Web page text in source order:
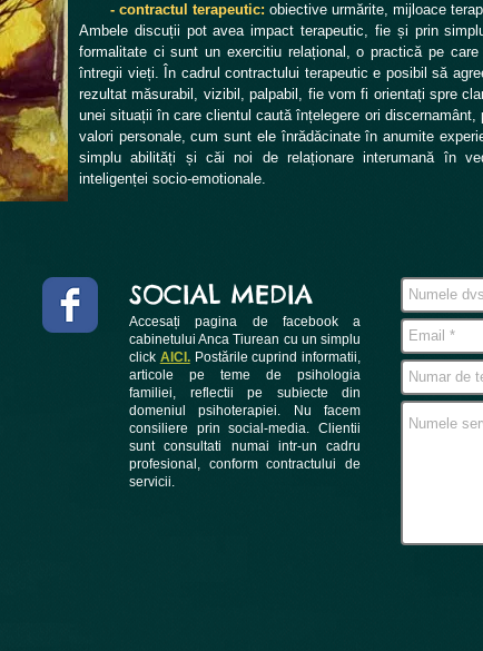
- contractul terapeutic: obiective urmărite, mijloace
Ambele discuții pot avea impact terapeutic, fie și prin
formalitate ci sunt un exercitiu relațional, o practică pe
întregii vieți. În cadrul contractului terapeutic e posibil să
rezultat măsurabil, vizibil, palpabil, fie vom fi orientați spre
unei situații în care clientul caută înțelegere ori discernamânt,
valori personale, cum sunt ele înrădăcinate în anumite
simplu abilități și căi noi de relaționare interumană în
inteligenței socio-emotionale.
SOCIAL MEDIA
Accesați pagina de facebook a
cabinetului Anca Tiurean cu un simplu
click AICI.Postările cuprind informatii,
articole pe teme de psihologia
familiei, reflectii pe subiecte din
domeniul psihoterapiei. Nu facem
consiliere prin social-media. Clientii
sunt consultati numai intr-un cadru
profesional, conform contractului de
servicii.